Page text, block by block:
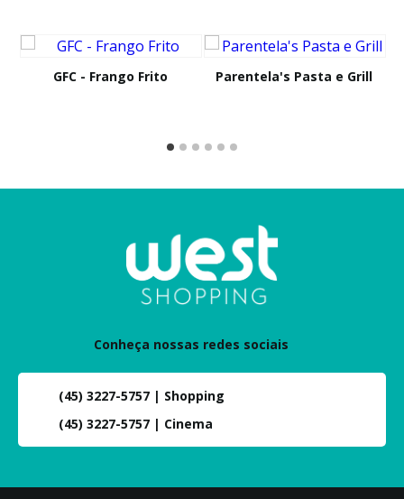
GFC - Frango Frito
Parentela's Pasta e Grill
Conheça nossas redes sociais
(45) 3227-5757 | Shopping
(45) 3227-5757 | Cinema